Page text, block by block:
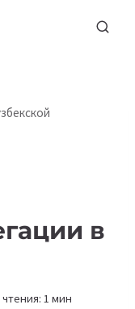
в
1 мин